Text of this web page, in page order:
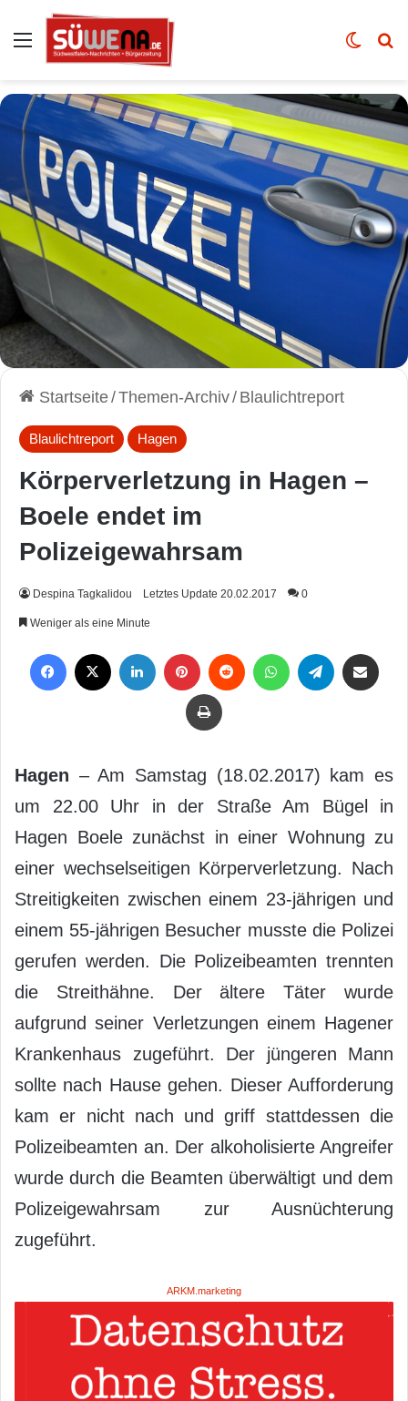
Auswahl Skin
Startseite/Themen-Archiv/ Blaulichtreport
Blaulichtreport Hagen
Körperverletzung in Hagen –
Boele endet im
Polizeigewahrsam
Despina Tagkalidou Letztes Update 20.02.2017 0
Weniger als eine Minute
Drucken
Hagen – Am Samstag (18.02.2017) kam es
um 22.00 Uhr in der Straße Am Bügel in
Hagen Boele zunächst in einer Wohnung zu
einer wechselseitigen Körperverletzung. Nach
Streitigkeiten zwischen einem 23-jährigen und
einem 55-jährigen Besucher musste die Polizei
gerufen werden. Die Polizeibeamten trennten
die Streithähne. Der ältere Täter wurde
aufgrund seiner Verletzungen einem Hagener
Krankenhaus zugeführt. Der jüngeren Mann
sollte nach Hause gehen. Dieser Aufforderung
kam er nicht nach und griff stattdessen die
Polizeibeamten an. Der alkoholisierte Angreifer
wurde durch die Beamten überwältigt und dem
Polizeigewahrsam zur Ausnüchterung
zugeführt.
ARKM.marketing